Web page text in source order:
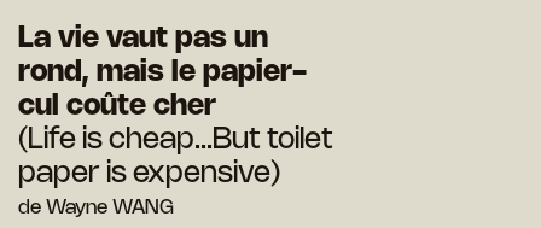
La vie vaut pas un
rond, mais le papier-
cul coûte cher
(Life is cheap...But toilet
paper is expensive)
de Wayne WANG